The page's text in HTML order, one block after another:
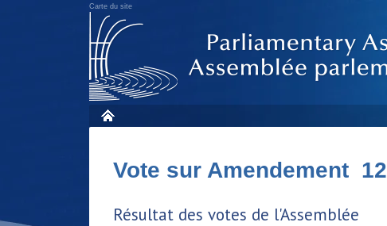
Carte du site
Vote sur Amendement 12
Résultat des votes de l'Assemblée